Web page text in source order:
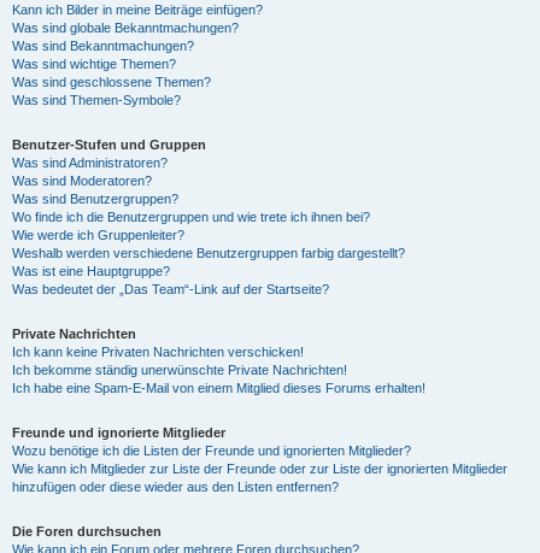
Kann ich Bilder in meine Beiträge einfügen?
Was sind globale Bekanntmachungen?
Was sind Bekanntmachungen?
Was sind wichtige Themen?
Was sind geschlossene Themen?
Was sind Themen-Symbole?
Benutzer-Stufen und Gruppen
Was sind Administratoren?
Was sind Moderatoren?
Was sind Benutzergruppen?
Wo finde ich die Benutzergruppen und wie trete ich ihnen bei?
Wie werde ich Gruppenleiter?
Weshalb werden verschiedene Benutzergruppen farbig dargestellt?
Was ist eine Hauptgruppe?
Was bedeutet der „Das Team“-Link auf der Startseite?
Private Nachrichten
Ich kann keine Privaten Nachrichten verschicken!
Ich bekomme ständig unerwünschte Private Nachrichten!
Ich habe eine Spam-E-Mail von einem Mitglied dieses Forums erhalten!
Freunde und ignorierte Mitglieder
Wozu benötige ich die Listen der Freunde und ignorierten Mitglieder?
Wie kann ich Mitglieder zur Liste der Freunde oder zur Liste der ignorierten Mitglieder
hinzufügen oder diese wieder aus den Listen entfernen?
Die Foren durchsuchen
Wie kann ich ein Forum oder mehrere Foren durchsuchen?